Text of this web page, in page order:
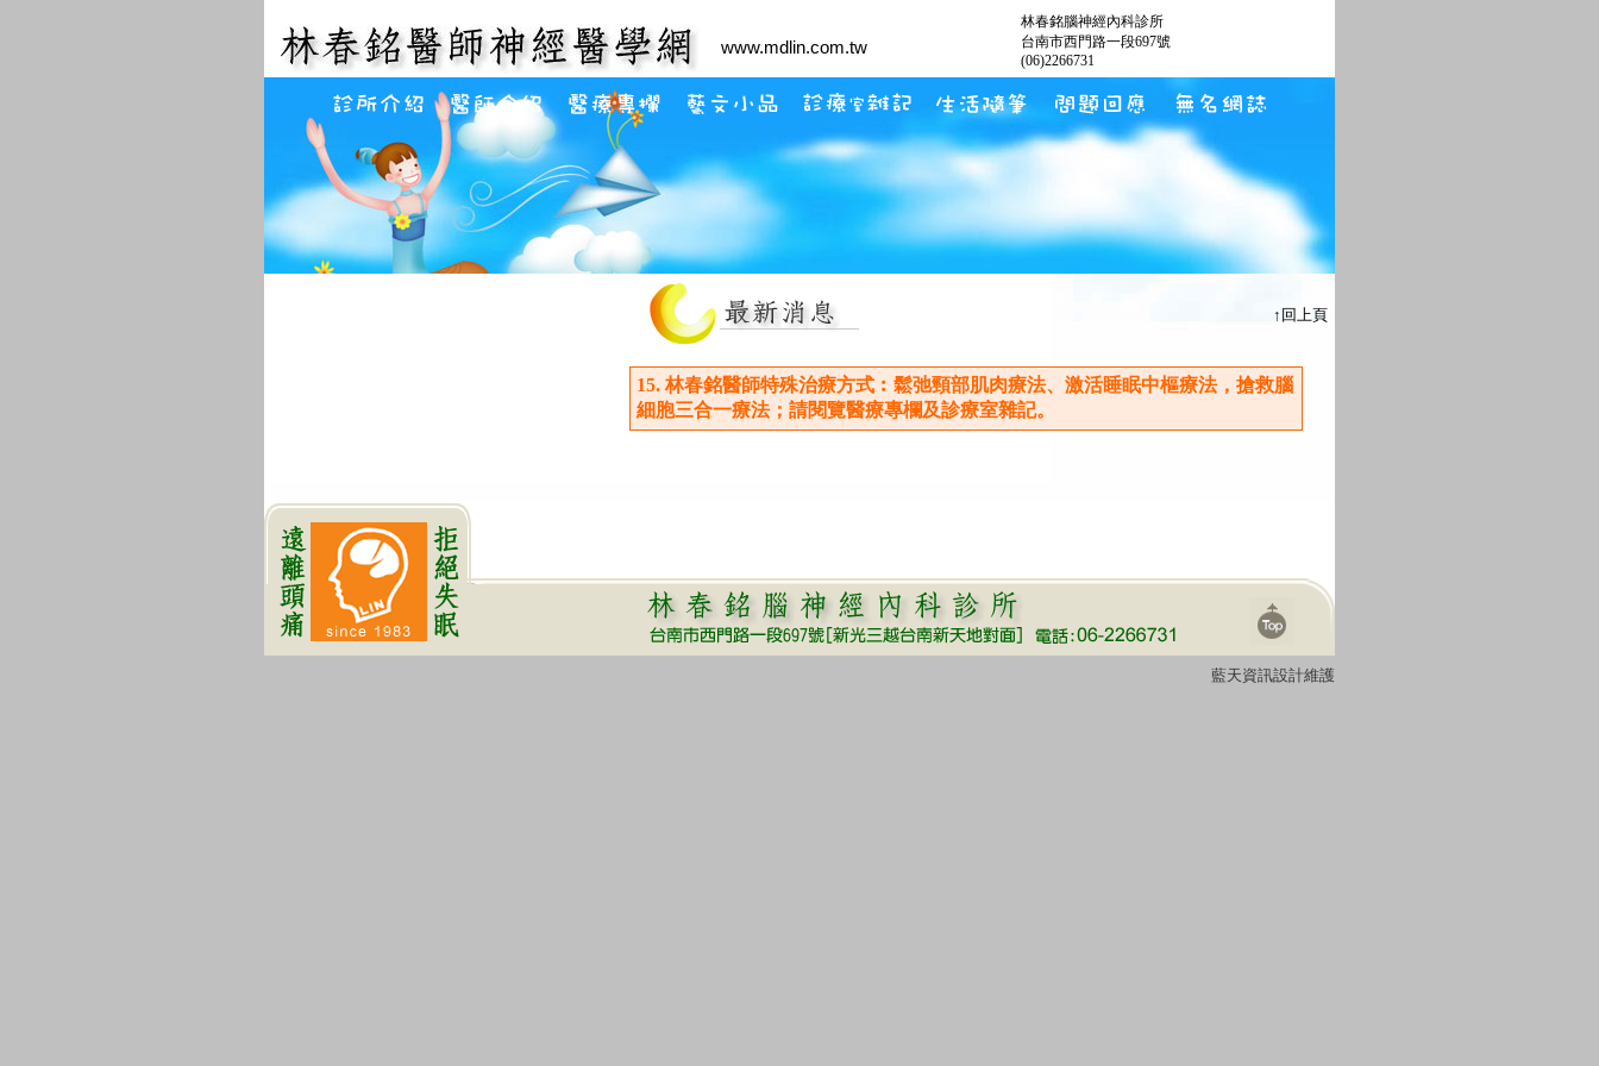
www.mdlin.com.tw
林春銘腦神經內科診所
台南市西門路一段697號
(06)2266731
↑回上頁
15. 林春銘醫師特殊治療方式︰鬆弛頸部肌肉療法、激活睡眠中樞療法，搶救腦
細胞三合一療法；請閱覽醫療專欄及診療室雜記。
藍天資訊設計維護